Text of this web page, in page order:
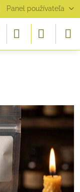
Panel používateľa